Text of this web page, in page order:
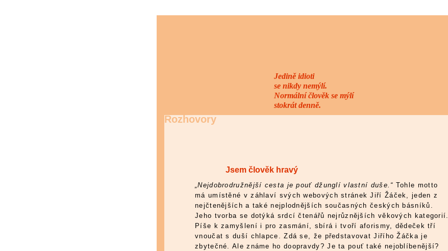
Jedině idioti
se nikdy nemýlí.
Normální člověk se mýlí
stokrát denně.
Rozhovory
Jsem člověk hravý
„Nejdobrodružnější cesta je pouť džunglí vlastní duše.“ Tohle motto
má umístěné v záhlaví svých webových stránek Jiří Žáček, jeden z
nejčtenějších a také nejplodnějších současných českých básníků.
Jeho tvorba se dotýká srdcí čtenářů nejrůznějších věkových kategorií.
Píše k zamyšlení i pro zasmání, sbírá i tvoří aforismy, dědeček tří
vnoučat s duší chlapce. Zdá se, že představovat Jiřího Žáčka je
zbytečné. Ale známe ho doopravdy? Je ta pouť také nejoblíbenější?